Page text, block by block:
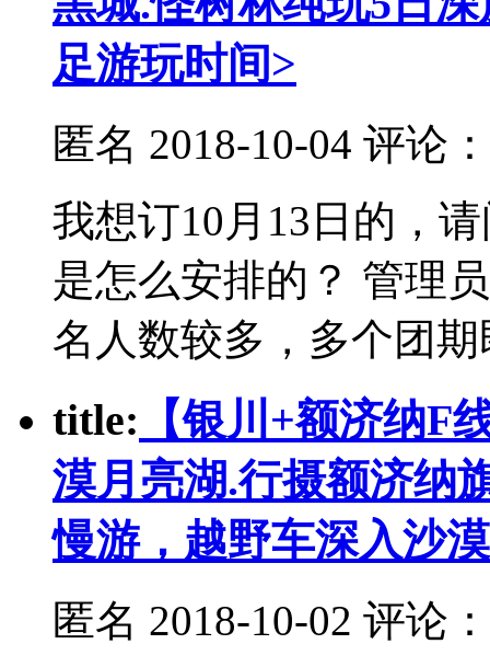
足游玩时间>
匿名 2018-10-04 评论：
我想订10月13日的，
是怎么安排的？ 管理
名人数较多，多个团
title: 【银川+额济纳F
漠月亮湖.行摄额济纳
慢游，越野车深入沙
匿名 2018-10-02 评论：